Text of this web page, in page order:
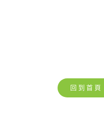
回到首頁